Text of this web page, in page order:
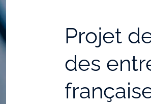
Projet
des